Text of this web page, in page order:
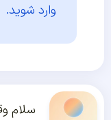
وارد شوید.